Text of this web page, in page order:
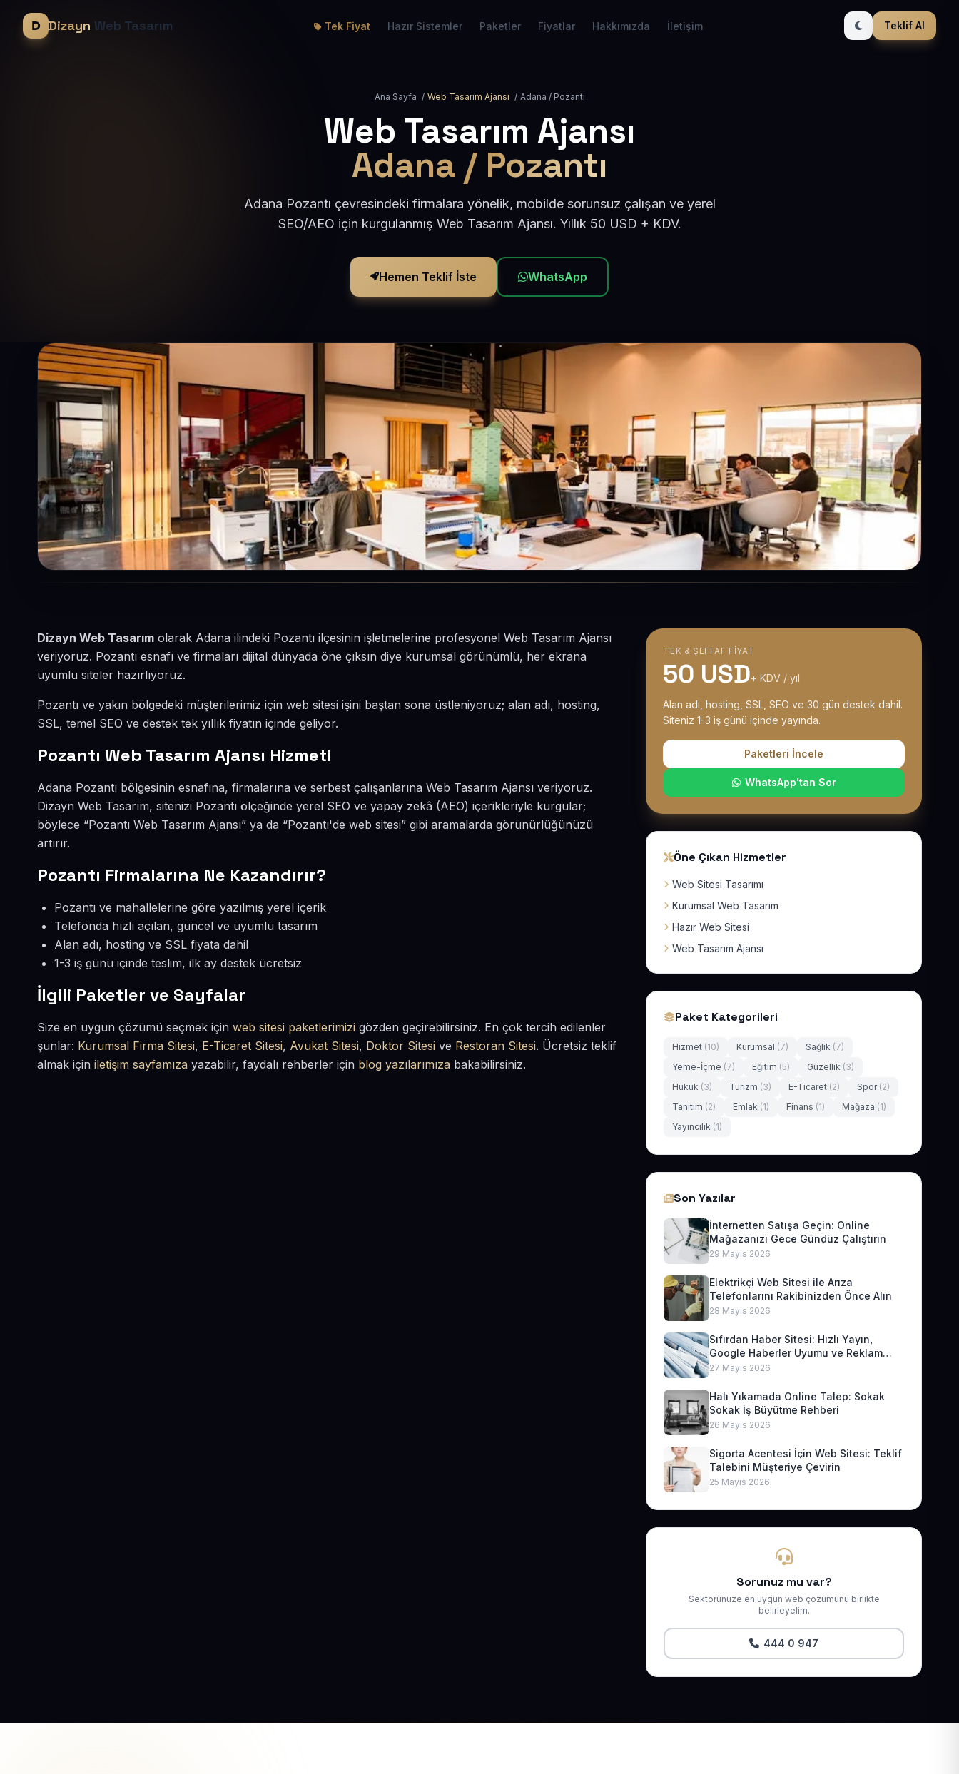
Dizayn Web Tasarım Tek Fiyat Hazır Sistemler Paketler Fiyatlar Hakkımızda İletişim Teklif Al
Ana Sayfa / Web Tasarım Ajansı / Adana / Pozantı
Web Tasarım Ajansı
Adana / Pozantı
Adana Pozantı çevresindeki firmalara yönelik, mobilde sorunsuz çalışan ve yerel
SEO/AEO için kurgulanmış Web Tasarım Ajansı. Yıllık 50 USD + KDV.
Hemen Teklif İste WhatsApp
Dizayn Web Tasarım olarak Adana ilindeki Pozantı ilçesinin işletmelerine profesyonel Web Tasarım Ajansı
veriyoruz. Pozantı esnafı ve firmaları dijital dünyada öne çıksın diye kurumsal görünümlü, her ekrana
uyumlu siteler hazırlıyoruz.
Pozantı ve yakın bölgedeki müşterilerimiz için web sitesi işini baştan sona üstleniyoruz; alan adı, hosting,
SSL, temel SEO ve destek tek yıllık fiyatın içinde geliyor.
Pozantı Web Tasarım Ajansı Hizmeti
Adana Pozantı bölgesinin esnafına, firmalarına ve serbest çalışanlarına Web Tasarım Ajansı veriyoruz.
Dizayn Web Tasarım, sitenizi Pozantı ölçeğinde yerel SEO ve yapay zekâ (AEO) içerikleriyle kurgular;
böylece “Pozantı Web Tasarım Ajansı” ya da “Pozantı'de web sitesi” gibi aramalarda görünürlüğünüzü
artırır.
Pozantı Firmalarına Ne Kazandırır?
Pozantı ve mahallelerine göre yazılmış yerel içerik
Telefonda hızlı açılan, güncel ve uyumlu tasarım
Alan adı, hosting ve SSL fiyata dahil
1-3 iş günü içinde teslim, ilk ay destek ücretsiz
İlgili Paketler ve Sayfalar
Size en uygun çözümü seçmek için web sitesi paketlerimizi gözden geçirebilirsiniz. En çok tercih edilenler
şunlar: Kurumsal Firma Sitesi, E-Ticaret Sitesi, Avukat Sitesi, Doktor Sitesi ve Restoran Sitesi. Ücretsiz teklif
almak için iletişim sayfamıza yazabilir, faydalı rehberler için blog yazılarımıza bakabilirsiniz.
TEK & ŞEFFAF FIYAT
50 USD+ KDV / yıl
Alan adı, hosting, SSL, SEO ve 30 gün destek dahil.
Siteniz 1-3 iş günü içinde yayında.
Paketleri İncele
WhatsApp'tan Sor
Öne Çıkan Hizmetler
Web Sitesi Tasarımı
Kurumsal Web Tasarım
Hazır Web Sitesi
Web Tasarım Ajansı
Paket Kategorileri
Hizmet (10) Kurumsal (7) Sağlık (7)
Yeme-İçme (7) Eğitim (5) Güzellik (3)
Hukuk (3) Turizm (3) E-Ticaret (2) Spor (2)
Tanıtım (2) Emlak (1) Finans (1) Mağaza (1)
Yayıncılık (1)
Son Yazılar
İnternetten Satışa Geçin: Online
Mağazanızı Gece Gündüz Çalıştırın
29 Mayıs 2026
Elektrikçi Web Sitesi ile Arıza
Telefonlarını Rakibinizden Önce Alın
28 Mayıs 2026
Sıfırdan Haber Sitesi: Hızlı Yayın,
Google Haberler Uyumu ve Reklam
Geliri
27 Mayıs 2026
Halı Yıkamada Online Talep: Sokak
Sokak İş Büyütme Rehberi
26 Mayıs 2026
Sigorta Acentesi İçin Web Sitesi: Teklif
Talebini Müşteriye Çevirin
25 Mayıs 2026
Sorunuz mu var?
Sektörünüze en uygun web çözümünü birlikte
belirleyelim.
444 0 947